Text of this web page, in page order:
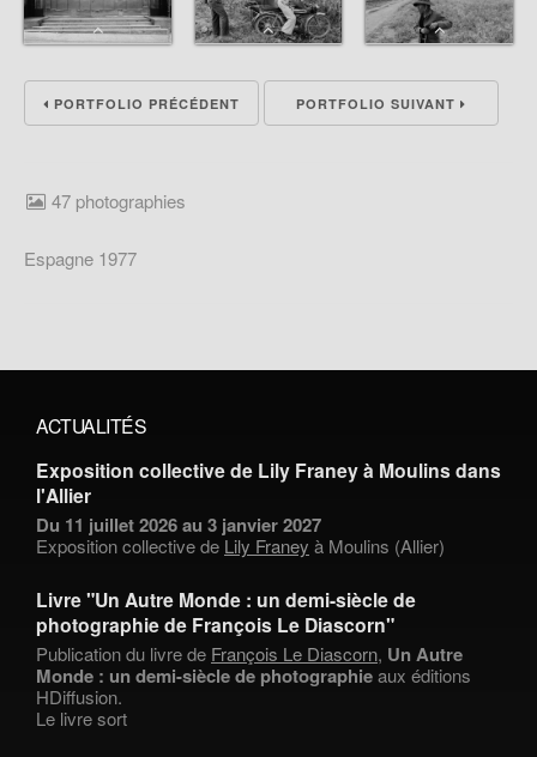
PORTFOLIO PRÉCÉDENT PORTFOLIO SUIVANT
47 photographies
Espagne 1977
ACTUALITÉS
Exposition collective de Lily Franey à Moulins dans
l'Allier
Du 11 juillet 2026 au 3 janvier 2027
Exposition collective de Lily Franey à Moulins (Allier)
Livre "Un Autre Monde : un demi-siècle de
photographie de François Le Diascorn"
Publication du livre de François Le Diascorn, Un Autre
Monde : un demi-siècle de photographieaux éditions
HDiffusion.
Le livre sort